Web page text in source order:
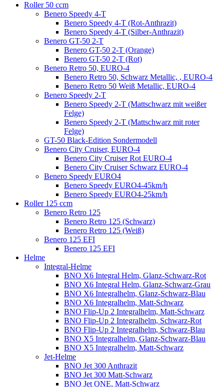
Roller 50 ccm
Benero Speedy 4-T
Benero Speedy 4-T (Rot-Anthrazit)
Benero Speedy 4-T (Silber-Anthrazit)
Benero GT-50 2-T
Benero GT-50 2-T (Orange)
Benero GT-50 2-T (Rot)
Benero Retro 50, EURO-4
Benero Retro 50, Schwarz Metallic, , EURO-4
Benero Retro 50 Weiß Metallic, EURO-4
Benero Speedy 2-T
Benero Speedy 2-T (Mattschwarz mit weißer
Felge)
Benero Speedy 2-T (Mattschwarz mit roter
Felge)
GT-50 Black-Edition Sondermodell
Benero City Cruiser, EURO-4
Benero City Cruiser Rot EURO-4
Benero City Cruiser Schwarz EURO-4
Benero Speedy EURO4
Benero Speedy EURO4-45km/h
Benero Speedy EURO4-25km/h
Roller 125 ccm
Benero Retro 125
Benero Retro 125 (Schwarz)
Benero Retro 125 (Weiß)
Benero 125 EFI
Benero 125 EFI
Helme
Integral-Helme
BNO X6 Integral Helm, Glanz-Schwarz-Rot
BNO X6 Integral Helm, Glanz-Schwarz-Grau
BNO X6 Integralhelm, Glanz-Schwarz-Blau
BNO X6 Integralhelm, Matt-Schwarz
BNO Flip-Up 2 Integralhelm, Matt-Schwarz
BNO Flip-Up 2 Integralhelm, Schwarz-Rot
BNO Flip-Up 2 Integralhelm, Schwarz-Blau
BNO X5 Integralhelm, Glanz-Schwarz-Blau
BNO X5 Integralhelm, Matt-Schwarz
Jet-Helme
BNO Jet 300 Anthrazit
BNO Jet 300 Matt-Schwarz
BNO Jet ONE, Matt-Schwarz